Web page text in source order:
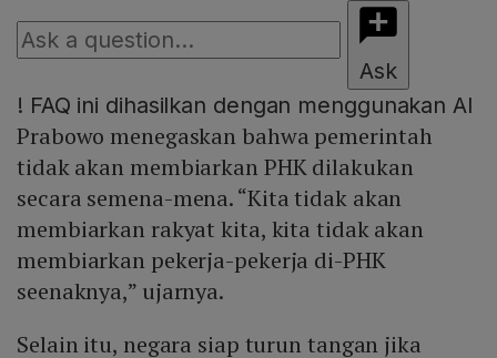
Ask
! FAQ ini dihasilkan dengan menggunakan AI
Prabowo menegaskan bahwa pemerintah
tidak akan membiarkan PHK dilakukan
secara semena-mena. “Kita tidak akan
membiarkan rakyat kita, kita tidak akan
membiarkan pekerja-pekerja di-PHK
seenaknya,” ujarnya.
Selain itu, negara siap turun tangan jika